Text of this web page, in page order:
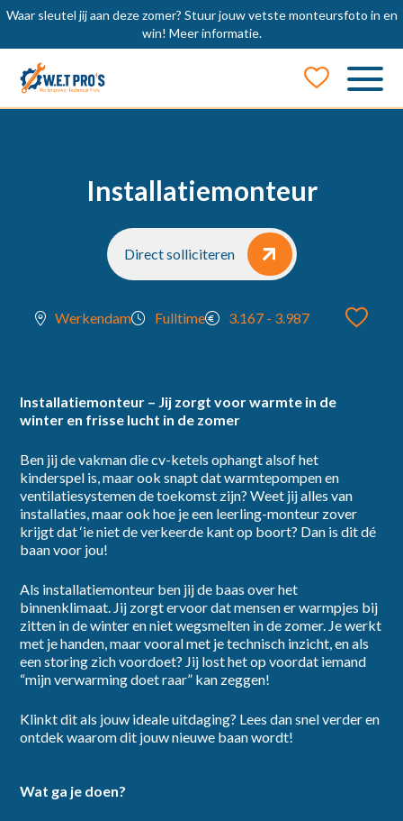
Waar sleutel jij aan deze zomer? Stuur jouw vetste monteursfoto in en
win! Meer informatie.
Installatiemonteur
Direct solliciteren
Werkendam Fulltime 3.167 - 3.987
Installatiemonteur – Jij zorgt voor warmte in de
winter en frisse lucht in de zomer
Ben jij de vakman die cv-ketels ophangt alsof het
kinderspel is, maar ook snapt dat warmtepompen en
ventilatiesystemen de toekomst zijn? Weet jij alles van
installaties, maar ook hoe je een leerling-monteur zover
krijgt dat ‘ie niet de verkeerde kant op boort? Dan is dit dé
baan voor jou!
Als installatiemonteur ben jij de baas over het
binnenklimaat. Jij zorgt ervoor dat mensen er warmpjes bij
zitten in de winter en niet wegsmelten in de zomer. Je werkt
met je handen, maar vooral met je technisch inzicht, en als
een storing zich voordoet? Jij lost het op voordat iemand
“mijn verwarming doet raar” kan zeggen!
Klinkt dit als jouw ideale uitdaging? Lees dan snel verder en
ontdek waarom dit jouw nieuwe baan wordt!
Wat ga je doen?
Job Alert
dienstverband
category
provincie